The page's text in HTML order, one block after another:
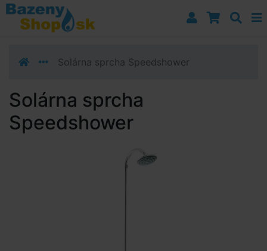
Prejsť k navigácii
Prejsť na obsah
Prejsť k bočnému stĺpci
Solárna sprcha Speedshower
Solárna sprcha
Speedshower